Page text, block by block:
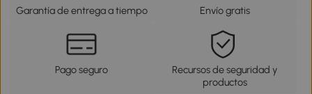
Garantía de entrega a tiempo Envío gratis
Pago seguro
Recursos de seguridad y
productos